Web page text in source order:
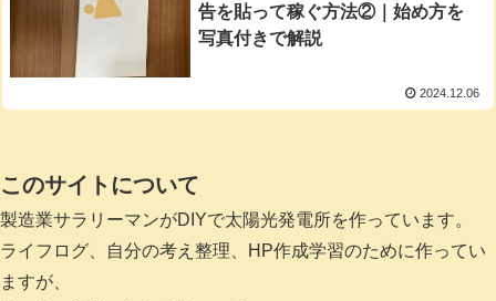
告を貼って稼ぐ方法②｜始め方を
写真付きで解説
2024.12.06
このサイトについて
製造業サラリーマンがDIYで太陽光発電所を作っています。
ライフログ、自分の考え整理、HP作成学習のために作ってい
ますが、